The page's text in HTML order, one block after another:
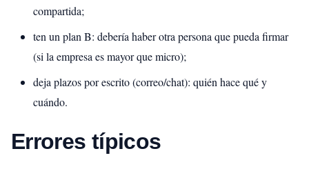
compartida;
ten un plan B: debería haber otra persona que pueda firmar
(si la empresa es mayor que micro);
deja plazos por escrito (correo/chat): quién hace qué y
cuándo.
Errores típicos